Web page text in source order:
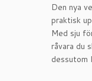
Den nya
praktisk
Med sju
råvara du
dessutom